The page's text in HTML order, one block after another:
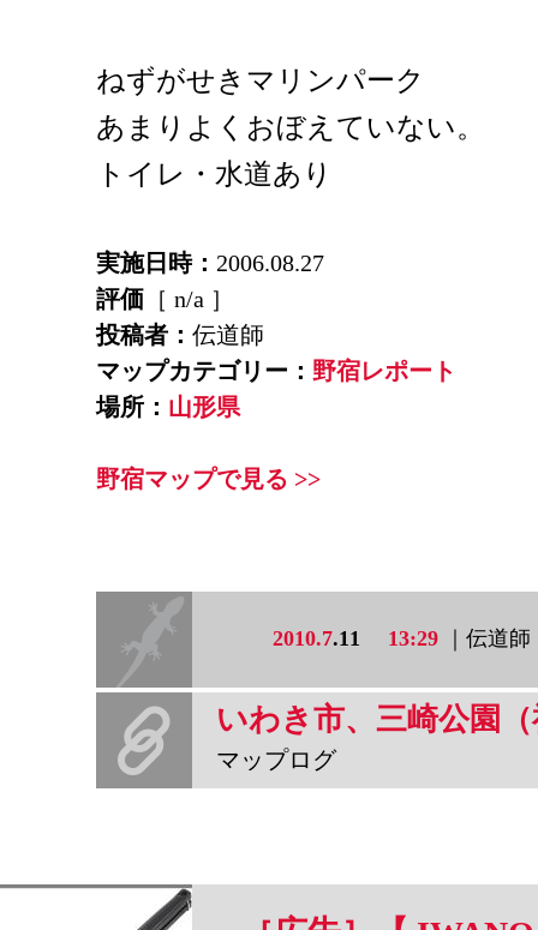
ねずがせきマリンパーク
あまりよくおぼえていない。
トイレ・水道あり
実施日時： 2006.08.27
評価 ［ n/a ］
投稿者： 伝道師
マップカテゴリー： 野宿レポート
場所： 山形県
野宿マップで見る >>
2010.7.11 13:29 ｜伝道師
いわき市、三崎公園
マップログ